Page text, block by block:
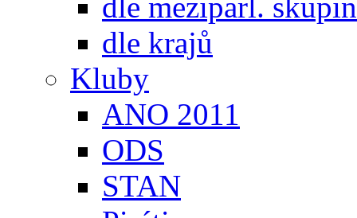
dle krajů
Kluby
ANO 2011
ODS
STAN